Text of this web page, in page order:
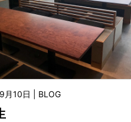
月10日 | BLOG